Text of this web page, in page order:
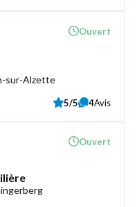
sur-Alzette
Ouvert
5/5 4Avis
Ouvert